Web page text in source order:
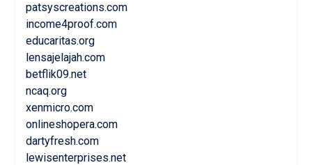
patsyscreations.com
income4proof.com
educaritas.org
lensajelajah.com
betflik09.net
ncaq.org
xenmicro.com
onlineshopera.com
dartyfresh.com
lewisenterprises.net